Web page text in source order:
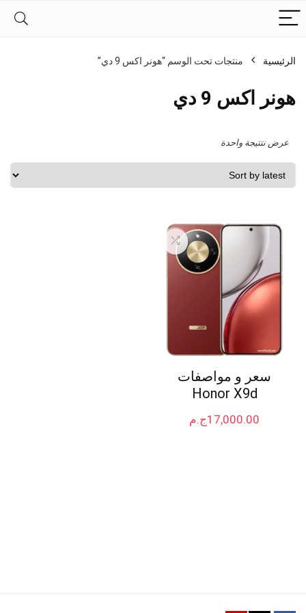
الرئيسية منتجات تحت الوسم “هونر اكس 9 دي”
هونر اكس 9 دي
عرض نتتيجة واحدة
سعر و مواصفات
Honor X9d
ج.م17,000.00